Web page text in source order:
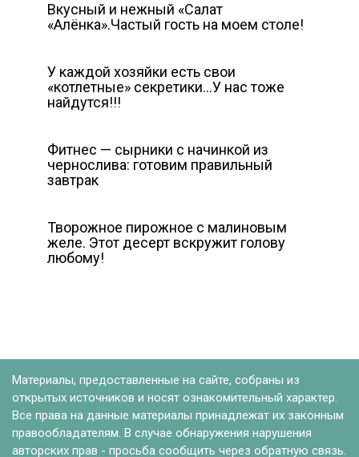
Вкусный и нежный «Салат
«Алёнка».Частый гость на моем столе!
У каждой хозяйки есть свои
«котлетные» секретики…У нас тоже
найдутся!!!
Фитнес — сырники с начинкой из
чернослива: готовим правильный
завтрак
Творожное пирожное с малиновым
желе. Этот десерт вскружит голову
любому!
Материалы, предоставленные на сайте, собраны из
открытых источников и носят ознакомительный характер.
Все права на данные материалы принадлежат их законным
правообладателям. В случае обнаружения нарушения
авторских прав - просьба сообщить через обратную связь.